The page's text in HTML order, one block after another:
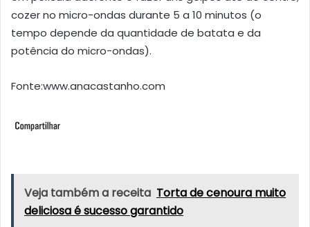
cozer no micro-ondas durante 5 a 10 minutos (o
tempo depende da quantidade de batata e da
potência do micro-ondas).
Fonte:www.anacastanho.com
Veja também a receita Torta de cenoura muito
deliciosa é sucesso garantido